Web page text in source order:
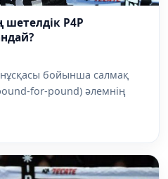
шетелдік P4P
бойынша салмақ
for-pound) әлемнің